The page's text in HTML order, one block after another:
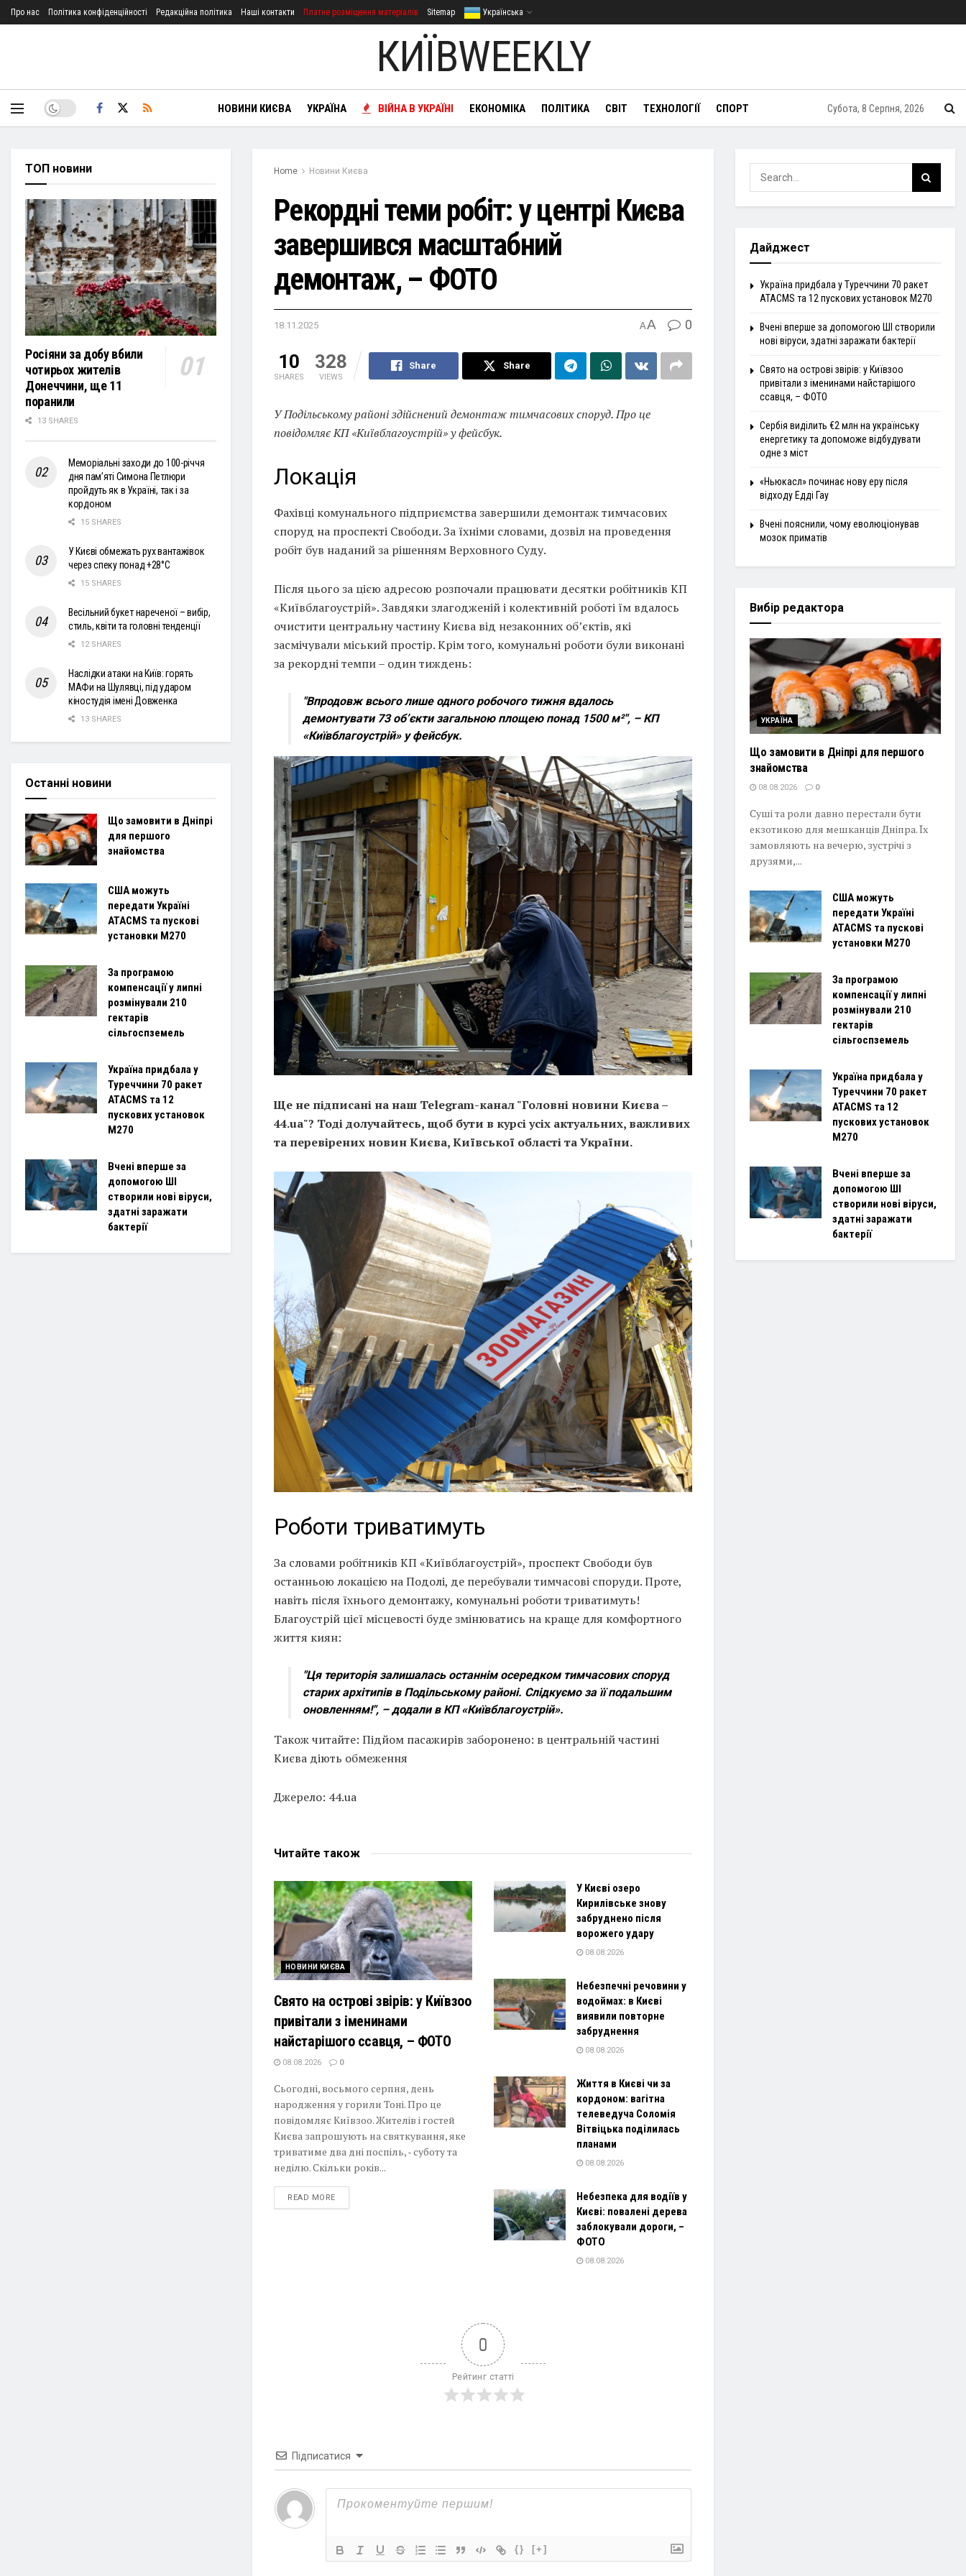
Про нас Політика конфіденційності Редакційна політика Наші контакти Платне розміщення матеріалів Sitemap Українська
КИЇВWEEKLY
НОВИНИ КИЄВА УКРАЇНА ВІЙНА В УКРАЇНІ ЕКОНОМІКА ПОЛІТИКА СВІТ ТЕХНОЛОГІЇ СПОРТ Субота, 8 Серпня, 2026
Home Новини Києва
Рекордні теми робіт: у центрі Києва
завершився масштабний
демонтаж, – ФОТО
18.11.2025 AA 0
10
SHARES
328
VIEWS
Share Share
У Подільському районі здійснений демонтаж тимчасових споруд. Про це
повідомляє КП «Київблагоустрій» у фейсбук.
Локація
Фахівці комунального підприємства завершили демонтаж тимчасових
споруд на проспекті Свободи. За їхніми словами, дозвіл на проведення
робіт був наданий за рішенням Верховного Суду.
Після цього за цією адресою розпочали працювати десятки робітників КП
«Київблагоустрій». Завдяки злагодженій і колективній роботі їм вдалось
очистити центральну частину Києва від незаконних об’єктів, які
засмічували міський простір. Крім того, комунальні роботи були виконані
за рекордні темпи – один тиждень:
"Впродовж всього лише одного робочого тижня вдалось
демонтувати 73 об’єкти загальною площею понад 1500 м²", – КП
«Київблагоустрій» у фейсбук.
Ще не підписані на наш Telegram-канал "Головні новини Києва –
44.ua"? Тоді долучайтесь, щоб бути в курсі усіх актуальних, важливих
та перевірених новин Києва, Київської області та України.
Роботи триватимуть
За словами робітників КП «Київблагоустрій», проспект Свободи був
останньою локацією на Подолі, де перебували тимчасові споруди. Проте,
навіть після їхнього демонтажу, комунальні роботи триватимуть!
Благоустрій цієї місцевості буде змінюватись на краще для комфортного
життя киян:
"Ця територія залишалась останнім осередком тимчасових споруд
старих архітипів в Подільському районі. Слідкуємо за її подальшим
оновленням!", – додали в КП «Київблагоустрій».
Також читайте: Підйом пасажирів заборонено: в центральній частині
Києва діють обмеження
Джерело: 44.ua
Читайте також
НОВИНИ КИЄВА
Свято на острові звірів: у Київзоо
привітали з іменинами
найстарішого ссавця, – ФОТО
08.08.2026 0
Сьогодні, восьмого серпня, день
народження у горили Тоні. Про це
повідомляє Київзоо. Жителів і гостей
Києва запрошують на святкування, яке
триватиме два дні поспіль, - суботу та
неділю. Скільки років...
READ MOREDETAILS
У Києві озеро
Кирилівське знову
забруднено після
ворожего удару
08.08.2026
Небезпечні речовини у
водоймах: в Києві
виявили повторне
забруднення
08.08.2026
Життя в Києві чи за
кордоном: вагітна
телеведуча Соломія
Вітвіцька поділилась
планами
08.08.2026
Небезпека для водіїв у
Києві: повалені дерева
заблокували дороги, –
ФОТО
08.08.2026
0
Рейтинг статті
Підписатися
{} [+]
ТОП новини
Росіяни за добу вбили
чотирьох жителів
Донеччини, ще 11
поранили
13 SHARES
Меморіальні заходи до 100-річчя
дня пам’яті Симона Петлюри
пройдуть як в Україні, так і за
кордоном
15 SHARES
У Києві обмежать рух вантажівок
через спеку понад +28°С
15 SHARES
Весільний букет нареченої – вибір,
стиль, квіти та головні тенденції
12 SHARES
Наслідки атаки на Київ: горять
МАФи на Шулявці, під ударом
кіностудія імені Довженка
13 SHARES
Останні новини
Що замовити в Дніпрі
для першого
знайомства
США можуть
передати Україні
ATACMS та пускові
установки M270
За програмою
компенсації у липні
розмінували 210
гектарів
сільгоспземель
Україна придбала у
Туреччини 70 ракет
ATACMS та 12
пускових установок
M270
Вчені вперше за
допомогою ШІ
створили нові віруси,
здатні заражати
бактерії
Дайджест
Україна придбала у Туреччини 70 ракет
ATACMS та 12 пускових установок M270
Вчені вперше за допомогою ШІ створили
нові віруси, здатні заражати бактерії
Свято на острові звірів: у Київзоо
привітали з іменинами найстарішого
ссавця, – ФОТО
Сербія виділить €2 млн на українську
енергетику та допоможе відбудувати
одне з міст
«Ньюкасл» починає нову еру після
відходу Едді Гау
Вчені пояснили, чому еволюціонував
мозок приматів
Вибір редактора
УКРАЇНА
Що замовити в Дніпрі для першого
знайомства
08.08.2026 0
Суші та роли давно перестали бути
екзотикою для мешканців Дніпра. Їх
замовляють на вечерю, зустрічі з
друзями,...
США можуть
передати Україні
ATACMS та пускові
установки M270
За програмою
компенсації у липні
розмінували 210
гектарів
сільгоспземель
Україна придбала у
Туреччини 70 ракет
ATACMS та 12
пускових установок
M270
Вчені вперше за
допомогою ШІ
створили нові віруси,
здатні заражати
бактерії